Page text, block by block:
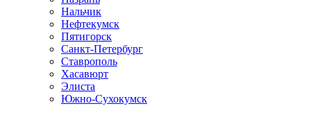
Нальчик
Нефтекумск
Пятигорск
Санкт-Петербург
Ставрополь
Хасавюрт
Элиста
Южно-Сухокумск